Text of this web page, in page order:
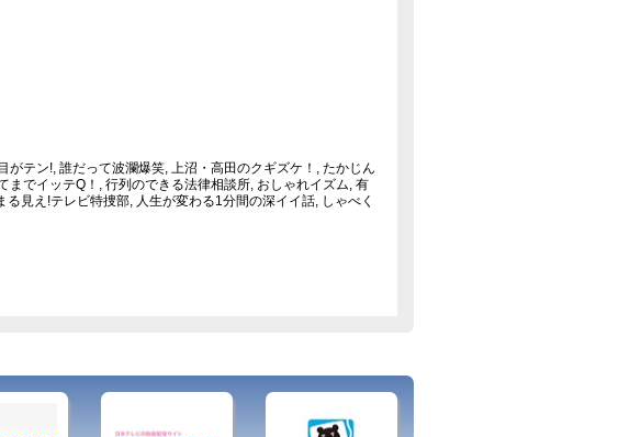
テン!, 誰だって波瀾爆笑, 上沼・高田のクギズケ！, たかじん
でイッテQ！, 行列のできる法律相談所, おしゃれイズム, 有
見え!テレビ特捜部, 人生が変わる1分間の深イイ話, しゃべく